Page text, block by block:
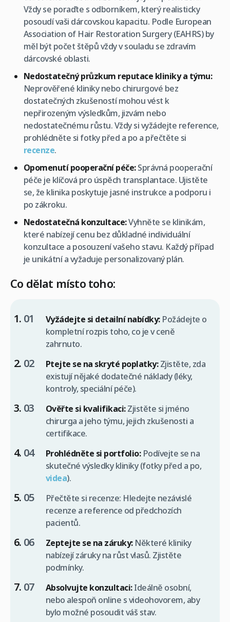
Vždy se poraďte s odborníkem, který realisticky
posoudí vaši dárcovskou kapacitu. Podle European
Association of Hair Restoration Surgery (EAHRS) by
měl být počet štěpů vždy v souladu se zdravím
dárcovské oblasti.
Nedostatečný průzkum reputace kliniky a týmu:
Neprověřené kliniky nebo chirurgové bez
dostatečných zkušeností mohou vést k
nepřirozeným výsledkům, jizvám nebo
nedostatečnému růstu. Vždy si vyžádejte reference,
prohlédněte si fotky před a po a přečtěte si
recenze.
Opomenutí pooperační péče:Správná pooperační
péče je klíčová pro úspěch transplantace. Ujistěte
se, že klinika poskytuje jasné instrukce a podporu i
po zákroku.
Nedostatečná konzultace:Vyhněte se klinikám,
které nabízejí cenu bez důkladné individuální
konzultace a posouzení vašeho stavu. Každý případ
je unikátní a vyžaduje personalizovaný plán.
Co dělat místo toho:
Vyžádejte si detailní nabídky:Požádejte o
kompletní rozpis toho, co je v ceně
zahrnuto.
Ptejte se na skryté poplatky:Zjistěte, zda
existují nějaké dodatečné náklady (léky,
kontroly, speciální péče).
Ověřte si kvalifikaci:Zjistěte si jméno
chirurga a jeho týmu, jejich zkušenosti a
certifikace.
Prohlédněte si portfolio:Podívejte se na
skutečné výsledky kliniky (fotky před a po,
videa).
Přečtěte si recenze: Hledejte nezávislé
recenze a reference od předchozích
pacientů.
Zeptejte se na záruky:Některé kliniky
nabízejí záruky na růst vlasů. Zjistěte
podmínky.
Absolvujte konzultaci:Ideálně osobní,
nebo alespoň online s videohovorem, aby
bylo možné posoudit váš stav.